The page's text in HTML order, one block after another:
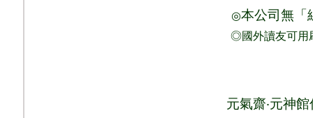
◎本公司無「
◎國外讀友可用
元氣齋‧元神館